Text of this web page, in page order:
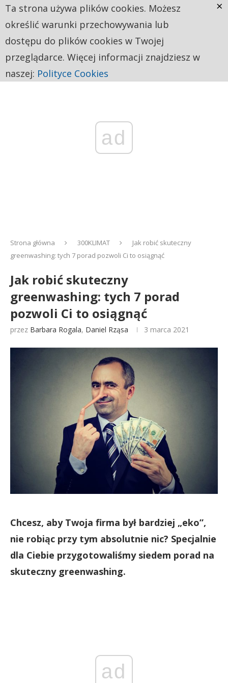
ad
Strona główna 300KLIMAT
Jak robić skuteczny
greenwashing: tych 7 porad pozwoli Ci to osiągnąć
Jak robić skuteczny
greenwashing: tych 7 porad
pozwoli Ci to osiągnąć
przez Barbara Rogala, Daniel Rząsa 3 marca 2021
Chcesz, aby Twoja firma był bardziej „eko”,
nie robiąc przy tym absolutnie nic? Specjalnie
dla Ciebie przygotowaliśmy siedem porad na
skuteczny greenwashing.
ad
Ta strona używa plików cookies. Możesz
określić warunki przechowywania lub
dostępu do plików cookies w Twojej
przeglądarce. Więcej informacji znajdziesz w
naszej: Polityce Cookies
×